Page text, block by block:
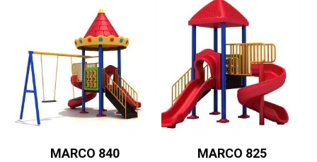
MARCO 840 MARCO 825